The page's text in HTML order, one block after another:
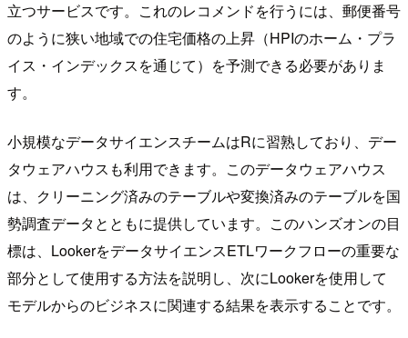
立つサービスです。これのレコメンドを行うには、郵便番号
のように狭い地域での住宅価格の上昇（HPIのホーム・プラ
イス・インデックスを通じて）を予測できる必要がありま
す。
小規模なデータサイエンスチームはRに習熟しており、デー
タウェアハウスも利用できます。このデータウェアハウス
は、クリーニング済みのテーブルや変換済みのテーブルを国
勢調査データとともに提供しています。このハンズオンの目
標は、LookerをデータサイエンスETLワークフローの重要な
部分として使用する方法を説明し、次にLookerを使用して
モデルからのビジネスに関連する結果を表示することです。